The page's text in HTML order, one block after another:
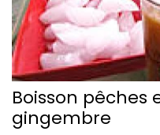
Boisson pêches
gingembre